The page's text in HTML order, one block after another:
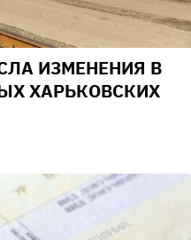
ИЗМЕНЕНИЯ В
ХАРЬКОВСКИХ